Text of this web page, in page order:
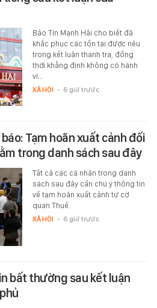
Bảo Tín Mạnh Hải cho biết đã
khắc phục các tồn tại được nêu
trong kết luận thanh tra, đồng
thời khẳng định không có hành
vi…
XÃ HỘI - 6 giờ trước
Tạm hoãn xuất cảnh đối
trong danh sách sau đây
Tất cả các cá nhân trong danh
sách sau đây cần chú ý thông tin
về tạm hoãn xuất cảnh từ cơ
quan Thuế.
XÃ HỘI - 6 giờ trước
bất thường sau kết luận